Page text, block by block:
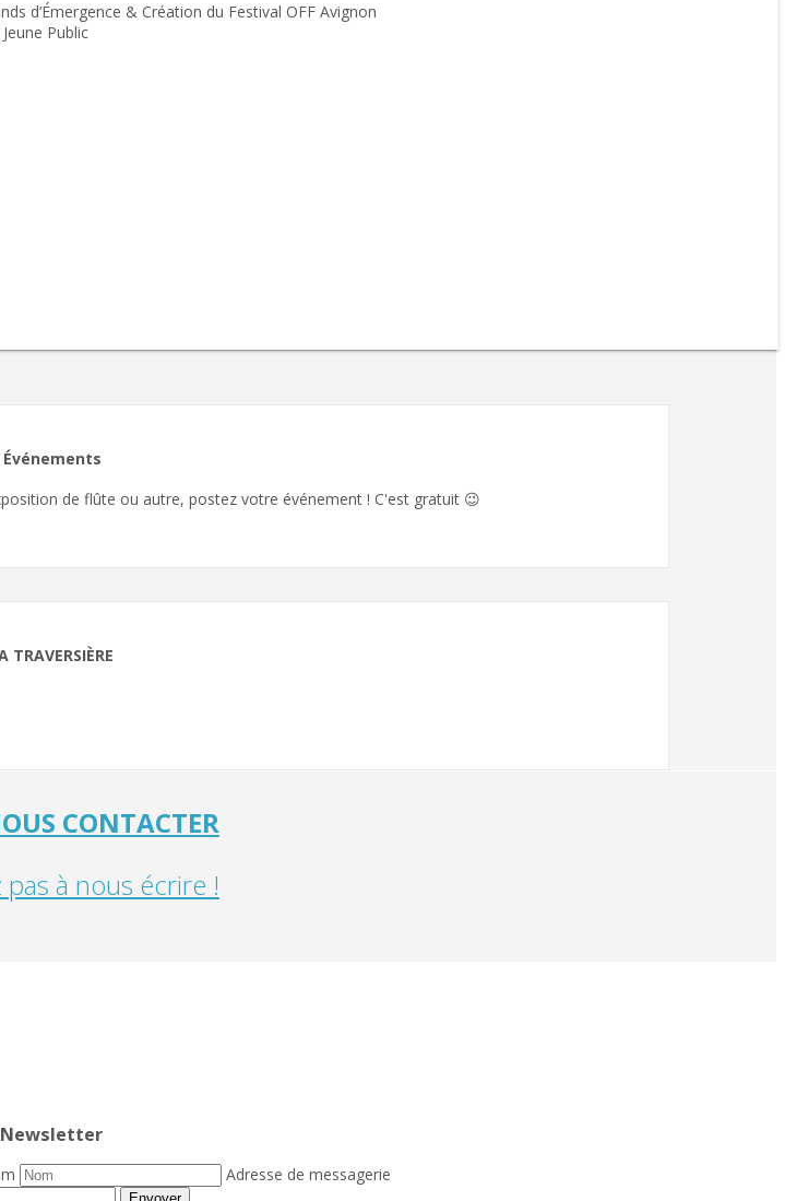
d’Émergence & Création du Festival OFF Avignon
Public
de flûte ou autre, postez votre événement ! C'est gratuit 😉
TRAVERSIÈRE
CONTACTER
pas à nous écrire !
Newsletter
Adresse de messagerie